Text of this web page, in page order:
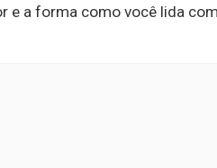
e a forma como você lida